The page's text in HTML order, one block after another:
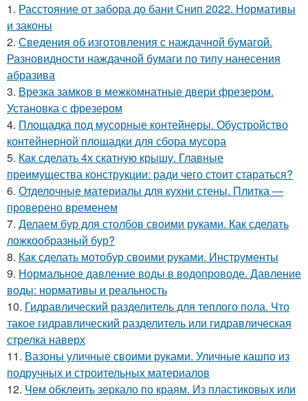
1. Расстояние от забора до бани Снип 2022. Нормативы
и законы
2. Сведения об изготовления с наждачной бумагой.
Разновидности наждачной бумаги по типу нанесения
абразива
3. Врезка замков в межкомнатные двери фрезером.
Установка с фрезером
4. Площадка под мусорные контейнеры. Обустройство
контейнерной площадки для сбора мусора
5. Как сделать 4х скатную крышу. Главные
преимущества конструкции: ради чего стоит стараться?
6. Отделочные материалы для кухни стены. Плитка —
проверено временем
7. Делаем бур для столбов своими руками. Как сделать
ложкообразный бур?
8. Как сделать мотобур своими руками. Инструменты
9. Нормальное давление воды в водопроводе. Давление
воды: нормативы и реальность
10. Гидравлический разделитель для теплого пола. Что
такое гидравлический разделитель или гидравлическая
стрелка наверх
11. Вазоны уличные своими руками. Уличные кашпо из
подручных и строительных материалов
12. Чем обклеить зеркало по краям. Из пластиковых или